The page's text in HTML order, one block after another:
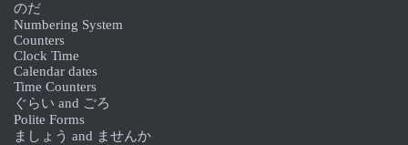
のだ
Numbering System
Counters
Clock Time
Calendar dates
Time Counters
ぐらい and ごろ
Polite Forms
ましょう and ませんか